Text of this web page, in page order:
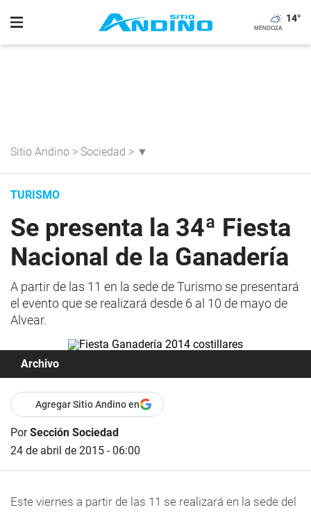
14°
Sitio Andino > Sociedad > ▼
TURISMO
Se presenta la 34ª Fiesta
Nacional de la Ganadería
A partir de las 11 en la sede de Turismo se presentará
el evento que se realizará desde 6 al 10 de mayo de
Alvear.
Archivo
Agregar Sitio Andino en
PorSección Sociedad
24 de abril de 2015 - 06:00
Este viernes a partir de las 11 se realizará en la sede del